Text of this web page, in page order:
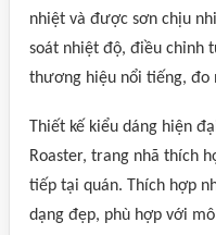
nhiệt và được sơn chịu
soát nhiệt độ, điều chỉnh
thương hiệu nổi tiếng, đo
Thiết kế kiểu dáng hiện
Roaster, trang nhã thích
tiếp tại quán. Thích hợp
dạng đẹp, phù hợp với